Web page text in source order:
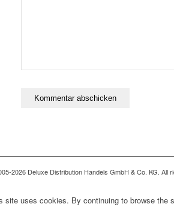
2026 Deluxe Distribution Handels GmbH & Co. KG. All
site uses cookies. By continuing to browse the